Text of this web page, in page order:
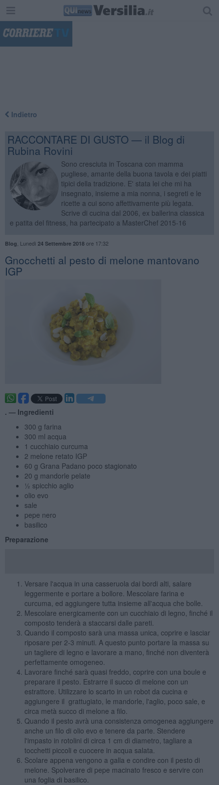
Indietro
RACCONTARE DI GUSTO — il Blog di
Rubina Rovini
Sono cresciuta in Toscana con mamma
pugliese, amante della buona tavola e dei piatti
tipici della tradizione. E' stata lei che mi ha
insegnato, insieme a mia nonna, i segreti e le
ricette a cui sono affettivamente più legata.
Scrive di cucina dal 2006, ex ballerina classica
e patita del fitness, ha partecipato a MasterChef 2015-16
Blog Lunedì 24 Settembre 2018ore 17:32
Gnocchetti al pesto di melone mantovano
IGP
. — Ingredienti
300 g farina
300 ml acqua
1 cucchiaio curcuma
2 melone retato IGP
60 g Grana Padano poco stagionato
20 g mandorle pelate
½ spicchio aglio
olio evo
sale
pepe nero
basilico
Preparazione
Versare l'acqua in una casseruola dai bordi alti, salare
leggermente e portare a bollore. Mescolare farina e
curcuma, ed aggiungere tutta insieme all'acqua che bolle.
Mescolare energicamente con un cucchiaio di legno, finché il
composto tenderà a staccarsi dalle pareti.
Quando il composto sarà una massa unica, coprire e lasciar
riposare per 2-3 minuti. A questo punto portare la massa su
un tagliere di legno e lavorare a mano, finché non diventerà
perfettamente omogeneo.
Lavorare finché sarà quasi freddo, coprire con una boule e
preparare il pesto. Estrarre il succo di melone con un
estrattore. Utilizzare lo scarto in un robot da cucina e
aggiungere il grattugiato, le mandorle, l'aglio, poco sale, e
circa metà succo di melone a filo.
Quando il pesto avrà una consistenza omogenea aggiungere
anche un filo di olio evo e tenere da parte. Stendere
l'impasto in rotolini di circa 1 cm di diametro, tagliare a
tocchetti piccoli e cuocere in acqua salata.
Scolare appena vengono a galla e condire con il pesto di
melone. Spolverare di pepe macinato fresco e servire con
una foglia di basilico.